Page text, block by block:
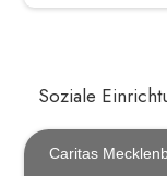
Soziale
Caritas